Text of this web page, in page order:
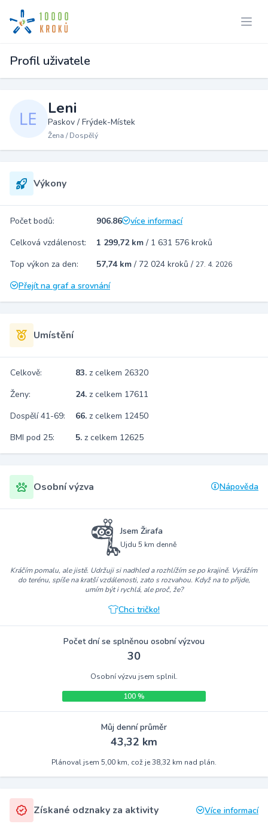
Profil uživatele
Leni
Paskov / Frýdek-Místek
Žena / Dospělý
Výkony
Počet bodů: 906.86
více informací
Celková vzdálenost:
1 299,72 km / 1 631 576 kroků
Top výkon za den:
57,74 km / 72 024 kroků / 27. 4. 2026
Přejít na graf a srovnání
Umístění
Celkově: 83. z celkem 26320
Ženy:
24. z celkem 17611
Dospělí 41-69:
66. z celkem 12450
BMI pod 25:
5. z celkem 12625
Osobní výzva Nápověda
Jsem Žirafa
Ujdu 5 km denně
Kráčím pomalu, ale jistě. Udržuji si nadhled a rozhlížím se po krajině. Vyrážím
do terénu, spíše na kratší vzdálenosti, zato s rozvahou. Když na to přijde,
umím být i rychlá, ale proč, že?
Chci tričko!
Počet dní se splněnou osobní výzvou
30
Osobní výzvu jsem splnil.
100 %
Můj denní průměr
43,32 km
Plánoval jsem 5,00 km, což je 38,32 km nad plán.
Získané odznaky za aktivity Více informací